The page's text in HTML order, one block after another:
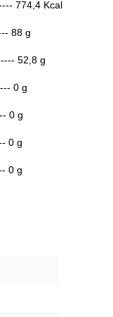
774,4 Kcal
88 g
52,8 g
0 g
0 g
0 g
0 g